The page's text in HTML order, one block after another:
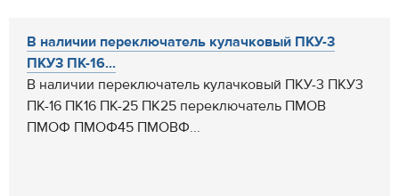
В наличии переключатель кулачковый ПКУ-3
ПКУ3 ПК-16...
В наличии переключатель кулачковый ПКУ-3 ПКУ3
ПК-16 ПК16 ПК-25 ПК25 переключатель ПМОВ
ПМОФ ПМОФ45 ПМОВФ...